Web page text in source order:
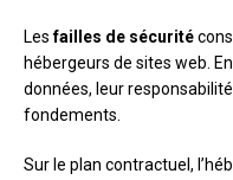
Lesfailles de sécurité
hébergeurs de sites web.
données, leur
fondements.
Sur le plan contractuel,